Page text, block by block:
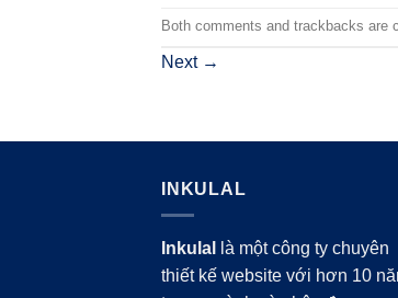
Both comments and trackbacks are
Next →
INKULAL
Inkulal
là một công ty chuyên
thiết kế website với hơn 10